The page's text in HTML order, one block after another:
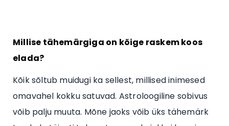
Millise tähemärgiga on kõige raskem koos
elada?
Kõik sõltub muidugi ka sellest, millised inimesed
omavahel kokku satuvad. Astroloogiline sobivus
võib palju muuta. Mõne jaoks võib üks tähemärk